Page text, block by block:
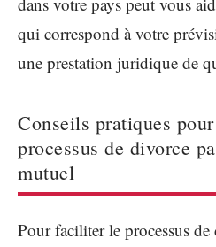
qui correspond à votre
une prestation juridique de
Conseils pratiques
processus de divorce
mutuel
Pour faciliter le processus